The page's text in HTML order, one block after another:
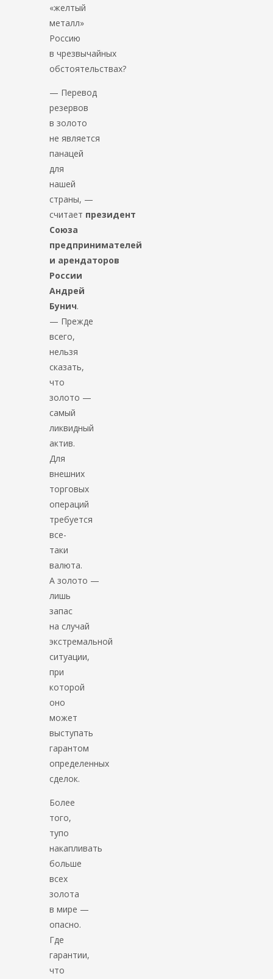
«желтый
металл»
Россию
в чрезвычайных
обстоятельствах?
— Перевод
резервов
в золото
не является
панацей
для
нашей
страны, —
считает президент
Союза
предпринимателей
и арендаторов
России
Андрей
Бунич.
— Прежде
всего,
нельзя
сказать,
что
золото —
самый
ликвидный
актив.
Для
внешних
торговых
операций
требуется
все-
таки
валюта.
А золото —
лишь
запас
на случай
экстремальной
ситуации,
при
которой
оно
может
выступать
гарантом
определенных
сделок.
Более
того,
тупо
накапливать
больше
всех
золота
в мире —
опасно.
Где
гарантии,
что